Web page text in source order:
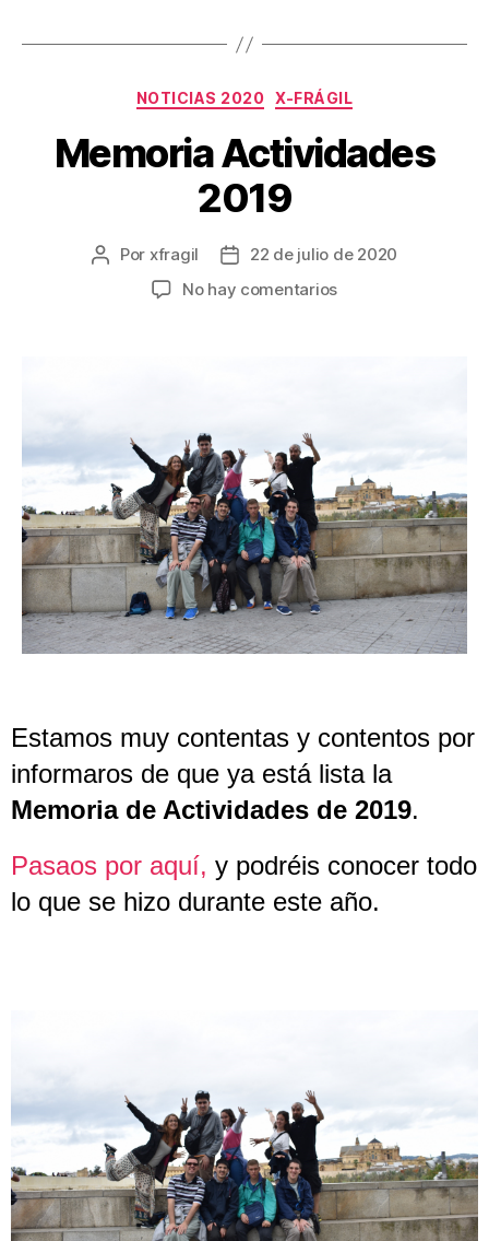
NOTICIAS 2020 X-FRÁGIL
Memoria Actividades
2019
Por xfragil
22 de julio de 2020
No hay comentarios
Estamos muy contentas y contentos por
informaros de que ya está lista la
Memoria de Actividades de 2019.
Pasaos por aquí, y podréis conocer todo
lo que se hizo durante este año.